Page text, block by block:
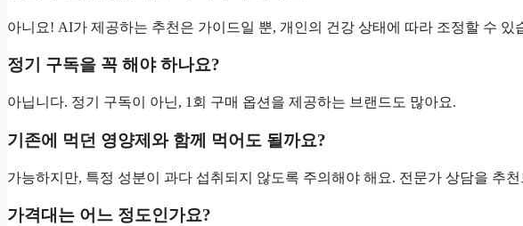
아니요! AI가 제공하는 추천은 가이드일 뿐, 개인의 건강 상태에 따라 조정할 수 있
정기 구독을 꼭 해야 하나요?
아닙니다. 정기 구독이 아닌, 1회 구매 옵션을 제공하는 브랜드도 많아요.
기존에 먹던 영양제와 함께 먹어도 될까요?
가능하지만, 특정 성분이 과다 섭취되지 않도록 주의해야 해요. 전문가 상담을 추
가격대는 어느 정도인가요?